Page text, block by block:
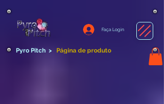
Faça Login
Pyro Pitch > Página de produto